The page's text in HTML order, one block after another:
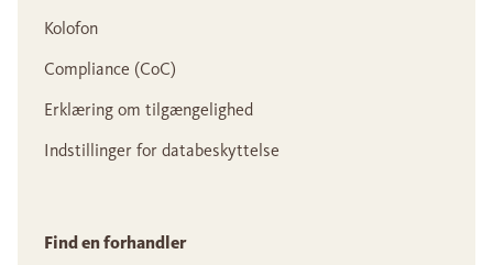
Kolofon
Compliance (CoC)
Erklæring om tilgængelighed
Indstillinger for databeskyttelse
Find en forhandler